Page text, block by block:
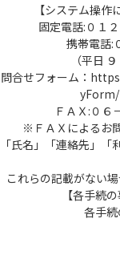
【システム操作
固定電話:０１
携帯電話:
（平日 ９
問合せフォーム：
ＦＡＸ:０６
※ＦＡＸによるお
「氏名」「連絡先」
これらの記載がない
【各手続
各手続